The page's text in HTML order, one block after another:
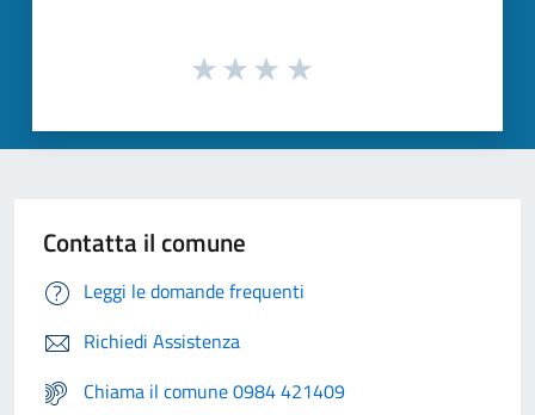
Contatta il comune
Leggi le domande frequenti
Richiedi Assistenza
Chiama il comune 0984 421409